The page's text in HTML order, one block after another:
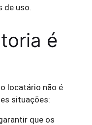
de uso.
é
locatário não é
situações:
que os